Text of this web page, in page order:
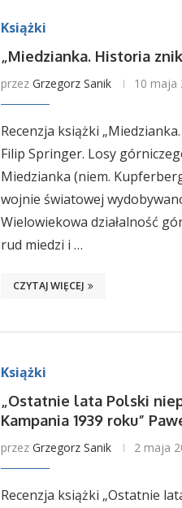
Książki
„Miedzianka. Historia
przez Grzegorz Sanik 10 maja
Recenzja książki
Filip Springer. Losy
Miedzianka (niem.
wojnie światowej
Wielowiekowa działalność
rud miedzi i …
CZYTAJ WIĘCEJ
Książki
„Ostatnie lata Polski
Kampania 1939 roku”
przez Grzegorz Sanik 2 maja
Recenzja książki „Ostatnie